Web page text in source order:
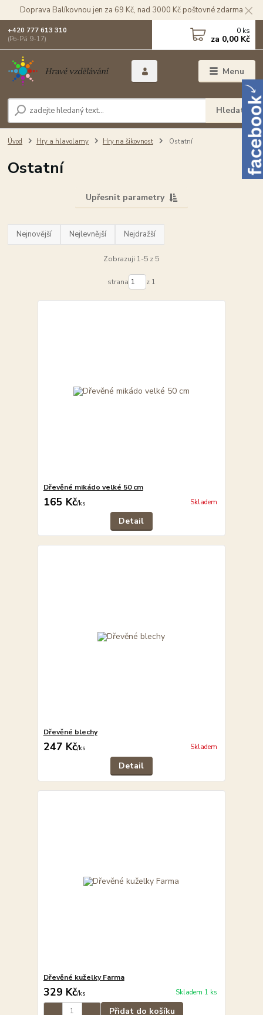
Doprava Balíkovnou jen za 69 Kč, nad 3000 Kč poštovné zdarma
Menu
Hledat
+420 777 613 310
(Po-Pá 9-17)
0 ks
za 0,00 Kč
Úvod Hry a hlavolamy Hry na šikovnost Ostatní
Ostatní
Upřesnit parametry
Nejnovější Nejlevnější Nejdražší
Zobrazuji 1-5 z 5
strana z 1
Dřevěné mikádo velké 50 cm
165 Kč/ks Skladem
Detail
Dřevěné blechy
247 Kč/ks Skladem
Detail
Dřevěné kuželky Farma
329 Kč/ks Skladem 1 ks
Přidat do košíku